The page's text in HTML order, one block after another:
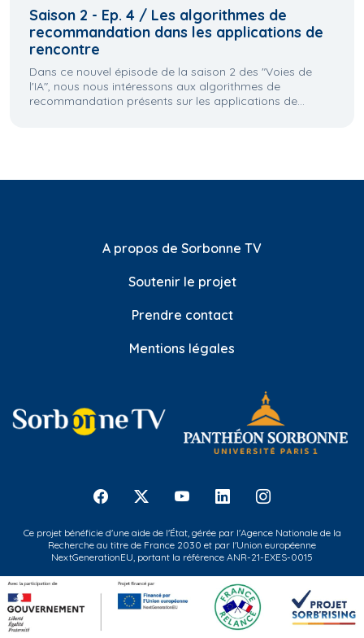
Saison 2 - Ep. 4 / Les algorithmes de
recommandation dans les applications de
rencontre
Dans ce nouvel épisode de la saison 2 des "Voies de
l'IA", nous nous intéressons aux algorithmes de
recommandation présents sur les applications de...
A propos de Sorbonne TV
Soutenir le projet
Prendre contact
Mentions légales
Ce projet bénéficie d'une aide de l'État, gérée par l'Agence Nationale de la
Recherche au titre de France 2030 et par l'Union européenne
NextGenerationEU, portant la référence ANR-21-EXES-0015